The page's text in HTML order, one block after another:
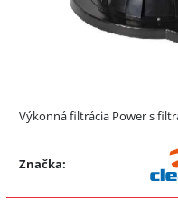
Výkonná filtrácia Power s
Značka: